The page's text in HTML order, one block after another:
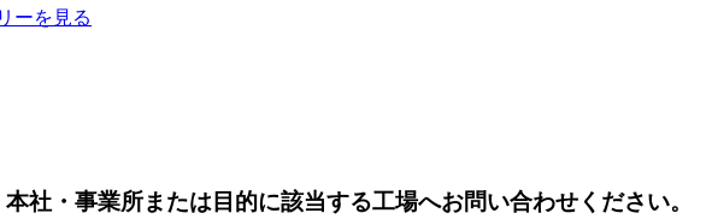
ーを見る
社・事業所または目的に該当する工場へお問い合わせください。